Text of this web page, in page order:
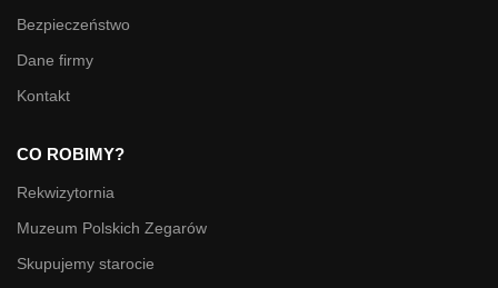
Bezpieczeństwo
Dane firmy
Kontakt
CO ROBIMY?
Rekwizytornia
Muzeum Polskich Zegarów
Skupujemy starocie